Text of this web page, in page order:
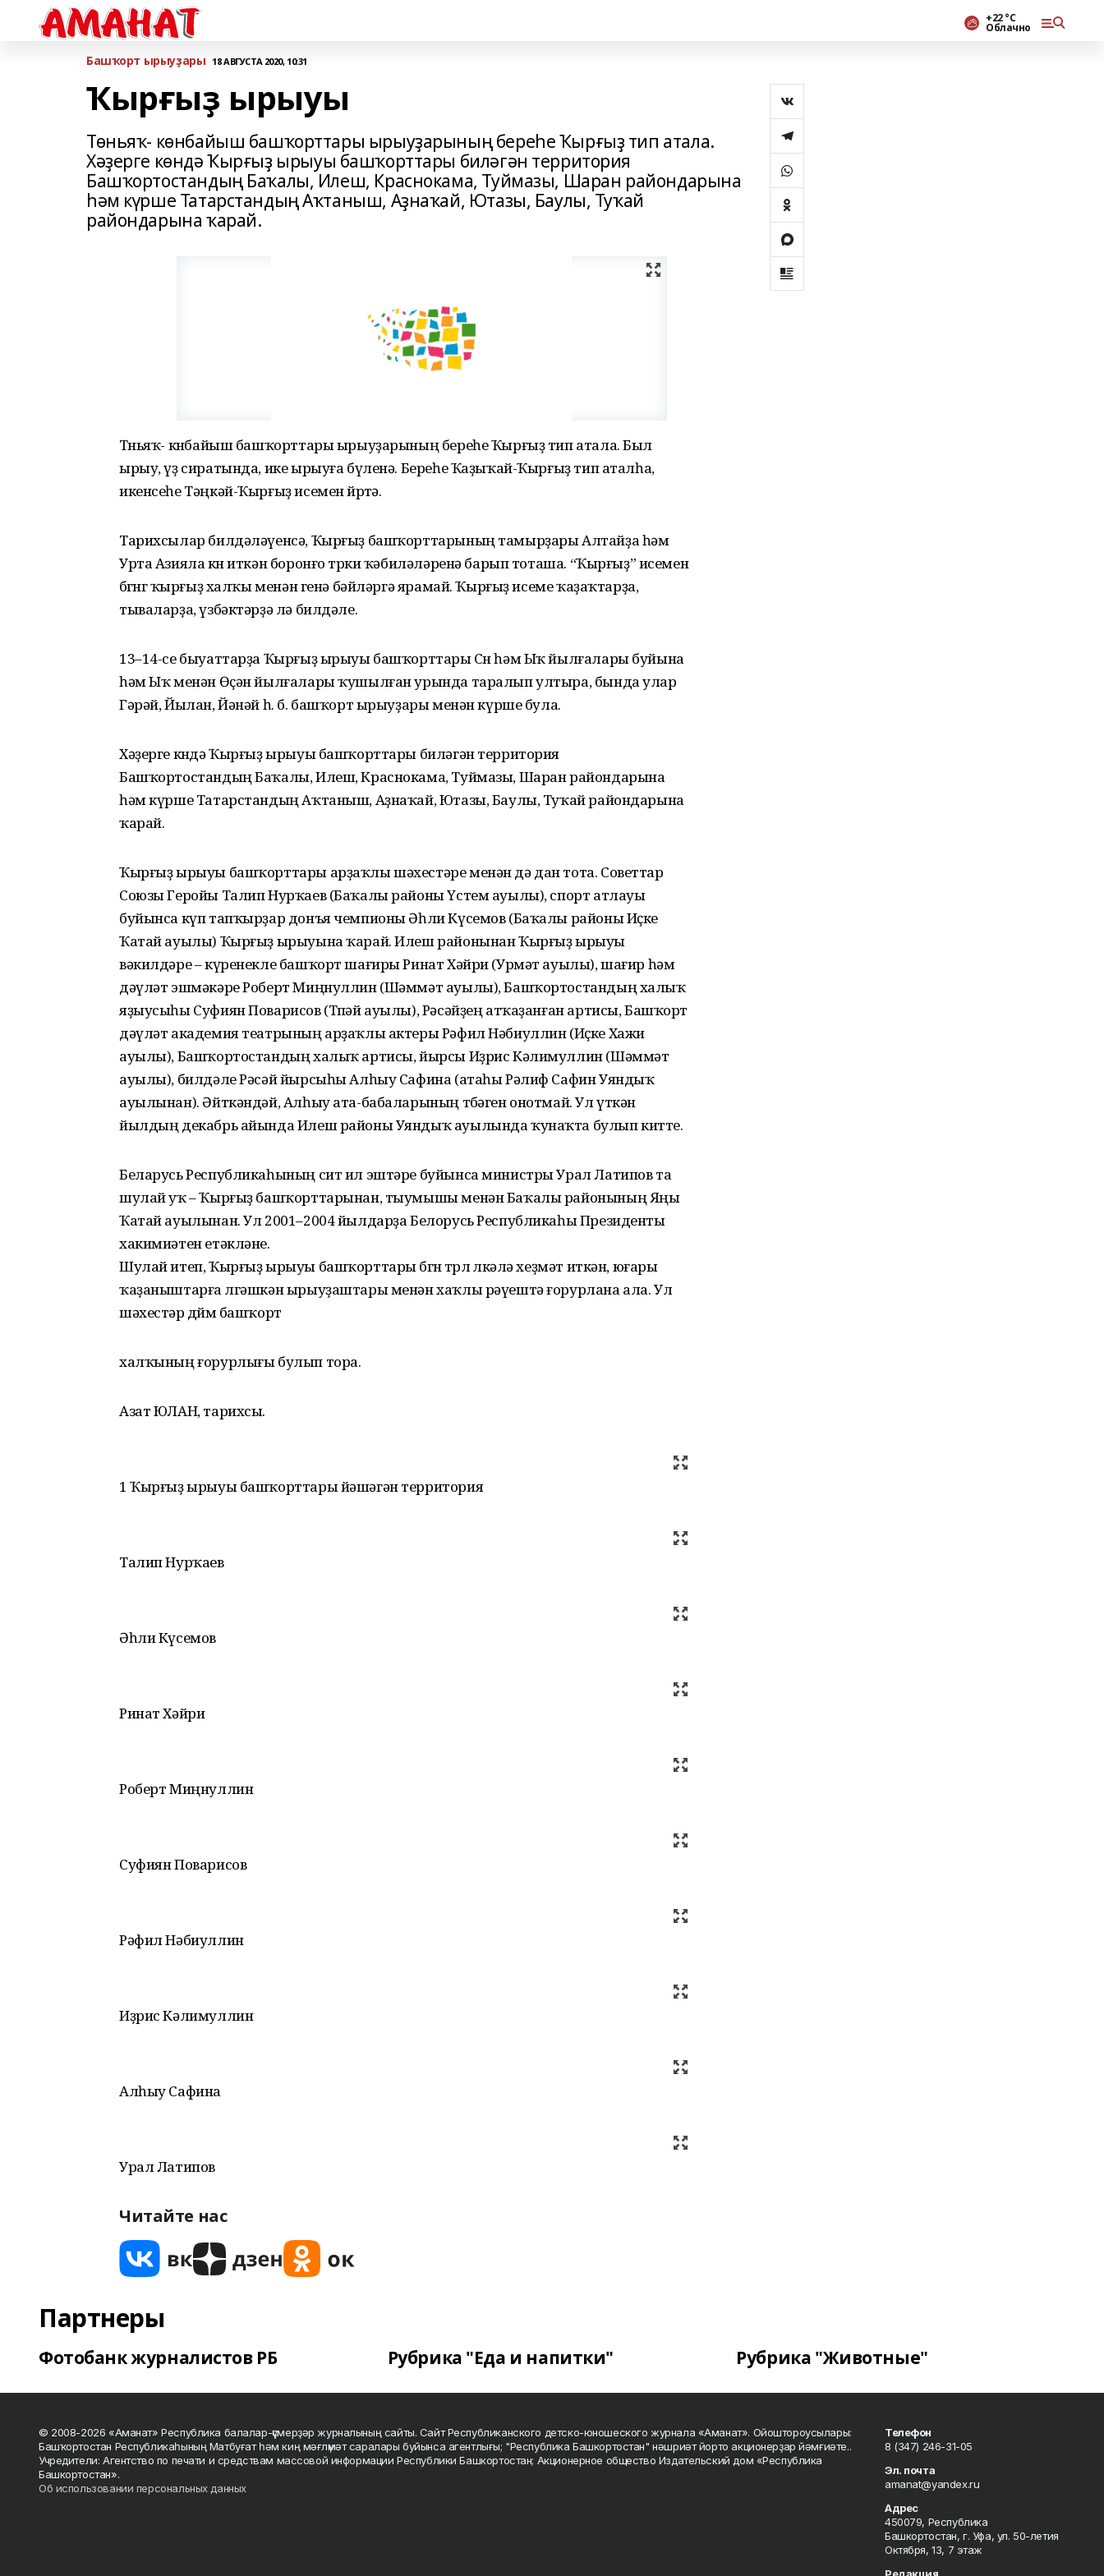
+22 °С
Облачно
Башҡорт ырыуҙары 18 АВГУСТА 2020, 10:31
Ҡырғыҙ ырыуы
Төньяҡ- көнбайыш башҡорттары ырыуҙарының береһе Ҡырғыҙ тип атала.
Хәҙерге көндә Ҡырғыҙ ырыуы башҡорттары биләгән территория
Башҡортостандың Баҡалы, Илеш, Краснокама, Туймазы, Шаран райондарына
һәм күрше Татарстандың Аҡтаныш, Аҙнаҡай, Ютазы, Баулы, Туҡай
райондарына ҡарай.
Төньяҡ- көнбайыш башҡорттары ырыуҙарының береһе Ҡырғыҙ тип атала. Был
ырыу, үҙ сиратында, ике ырыуға бүленә. Береһе Ҡаҙыҡай-Ҡырғыҙ тип аталһа,
икенсеһе Тәңкәй-Ҡырғыҙ исемен йөрөтә.
Тарихсылар билдәләүенсә, Ҡырғыҙ башҡорттарының тамырҙары Алтайҙа һәм
Урта Азияла көн иткән боронғо төрки ҡәбиләләренә барып тоташа. “Ҡырғыҙ” исемен
бөгөнгө ҡырғыҙ халҡы менән генә бәйләргә ярамай. Ҡырғыҙ исеме ҡаҙаҡтарҙа,
тываларҙа, үзбәктәрҙә лә билдәле.
13–14-се быуаттарҙа Ҡырғыҙ ырыуы башҡорттары Сөн һәм Ыҡ йылғалары буйына
һәм Ыҡ менән Өҫән йылғалары ҡушылған урында таралып ултыра, бында улар
Гәрәй, Йылан, Йәнәй һ. б. башҡорт ырыуҙары менән күрше була.
Хәҙерге көндә Ҡырғыҙ ырыуы башҡорттары биләгән территория
Башҡортостандың Баҡалы, Илеш, Краснокама, Туймазы, Шаран райондарына
һәм күрше Татарстандың Аҡтаныш, Аҙнаҡай, Ютазы, Баулы, Туҡай райондарына
ҡарай.
Ҡырғыҙ ырыуы башҡорттары арҙаҡлы шәхестәре менән дә дан тота. Советтар
Союзы Геройы Талип Нурҡаев (Баҡалы районы Үстем ауылы), спорт атлауы
буйынса күп тапҡырҙар донъя чемпионы Әһли Күсемов (Баҡалы районы Иҫке
Ҡатай ауылы) Ҡырғыҙ ырыуына ҡарай. Илеш районынан Ҡырғыҙ ырыуы
вәкилдәре – күренекле башҡорт шағиры Ринат Хәйри (Урмәт ауылы), шағир һәм
дәүләт эшмәкәре Роберт Миңнуллин (Шәммәт ауылы), Башҡортостандың халыҡ
яҙыусыһы Суфиян Поварисов (Төпәй ауылы), Рәсәйҙең атҡаҙанған артисы, Башҡорт
дәүләт академия театрының арҙаҡлы актеры Рәфил Нәбиуллин (Иҫке Хажи
ауылы), Башҡортостандың халыҡ артисы, йырсы Иҙрис Кәлимуллин (Шәммәт
ауылы), билдәле Рәсәй йырсыһы Алһыу Сафина (атаһы Рәлиф Сафин Уяндыҡ
ауылынан). Әйткәндәй, Алһыу ата-бабаларының төбәген онотмай. Ул үткән
йылдың декабрь айында Илеш районы Уяндыҡ ауылында ҡунаҡта булып китте.
Беларусь Республикаһының сит ил эштәре буйынса министры Урал Латипов та
шулай уҡ – Ҡырғыҙ башҡорттарынан, тыумышы менән Баҡалы районының Яңы
Ҡатай ауылынан. Ул 2001–2004 йылдарҙа Белорусь Республикаһы Президенты
хакимиәтен етәкләне.
Шулай итеп, Ҡырғыҙ ырыуы башҡорттары бөгөн төрлө өлкәлә хеҙмәт иткән, юғары
ҡаҙаныштарға өлгәшкән ырыуҙаштары менән хаҡлы рәүештә ғорурлана ала. Ул
шәхестәр дөйөм башҡорт
халҡының ғорурлығы булып тора.
Азат ЮЛАН, тарихсы.
1 Ҡырғыҙ ырыуы башҡорттары йәшәгән территория
Талип Нурҡаев
Әһли Күсемов
Ринат Хәйри
Роберт Миңнуллин
Суфиян Поварисов
Рәфил Нәбиуллин
Иҙрис Кәлимуллин
Алһыу Сафина
Урал Латипов
Читайте нас
Партнеры
Фотобанк журналистов РБ Рубрика "Еда и напитки" Рубрика "Животные"
© 2008-2026 «Аманат» Республика балалар-үҫмерҙәр журналының сайты. Сайт Республиканского детско-юношеского журнала «Аманат». Ойоштороусылары:
Башҡортостан Республикаһының Матбуғат һәм киң мәғлүмәт саралары буйынса агентлығы; "Республика Башкортостан" нәшриәт йорто акционерҙар йәмғиәте..
Учредители: Агентство по печати и средствам массовой информации Республики Башкортостан; Акционерное общество Издательский дом «Республика
Башкортостан».
Об использовании персональных данных
Телефон
8 (347) 246-31-05
Эл. почта
amanat@yandex.ru
Адрес
450079, Республика
Башкортостан, г. Уфа, ул. 50-летия
Октября, 13, 7 этаж